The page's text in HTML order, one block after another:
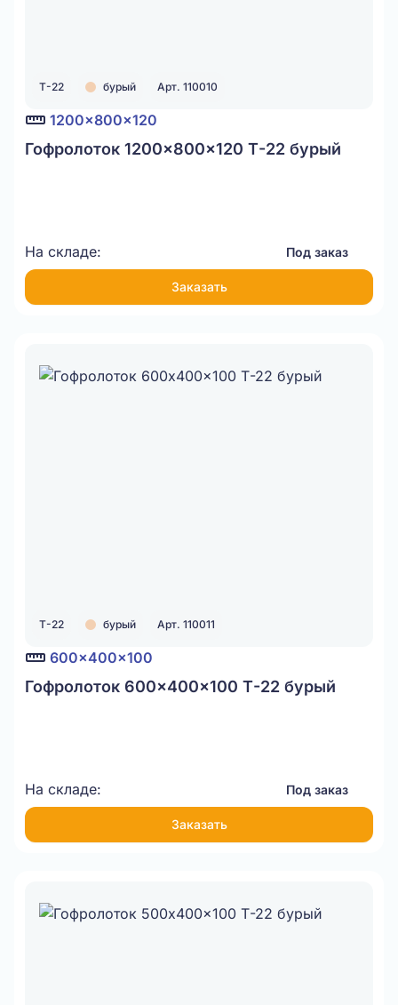
Т-22 бурый Арт. 110010
1200x800x120
Гофролоток 1200x800x120 Т-22 бурый
На складе: Под заказ
Заказать
Т-22 бурый Арт. 110011
600x400x100
Гофролоток 600x400x100 Т-22 бурый
На складе: Под заказ
Заказать